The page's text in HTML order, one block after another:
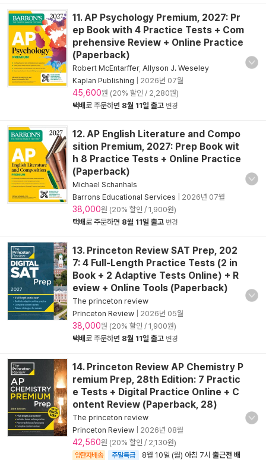
11. AP Psychology Premium, 2027: Pr
ep Book with 4 Practice Tests + Com
prehensive Review + Online Practice
(Paperback)
Robert McEntarffer, Allyson J. Weseley
Kaplan Publishing
2026년 07월
45,600원 (20% 할인 / 2,280원)
택배로 주문하면 8월 11일 출고 변경
12. AP English Literature and Compo
sition Premium, 2027: Prep Book wit
h 8 Practice Tests + Online Practice
(Paperback)
Michael Schanhals
Barrons Educational Services
2026년 07월
38,000원 (20% 할인 / 1,900원)
택배로 주문하면 8월 11일 출고 변경
13. Princeton Review SAT Prep, 202
7: 4 Full-Length Practice Tests (2 in
Book + 2 Adaptive Tests Online) + R
eview + Online Tools (Paperback)
The princeton review
Princeton Review
2026년 05월
38,000원 (20% 할인 / 1,900원)
택배로 주문하면 8월 11일 출고 변경
14. Princeton Review AP Chemistry P
remium Prep, 28th Edition: 7 Practic
e Tests + Digital Practice Online + C
ontent Review (Paperback, 28)
The princeton review
Princeton Review
2026년 08월
42,560원 (20% 할인 / 2,130원)
양탄자배송 주말특급 8월 10일 (월) 아침 7시 출근전 배